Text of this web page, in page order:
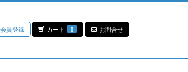
会員登録 カート 0 お問合せ